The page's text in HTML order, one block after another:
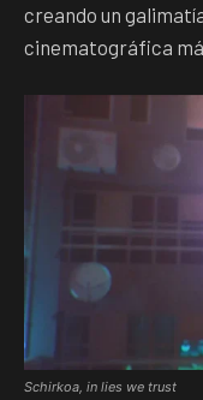
creando un
cinematográfica
Schirkoa, in lies we trust